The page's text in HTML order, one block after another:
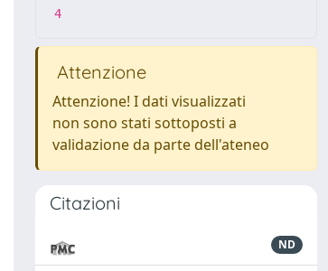
4
Attenzione
Attenzione! I dati visualizzati
non sono stati sottoposti a
validazione da parte dell'ateneo
Citazioni
ND